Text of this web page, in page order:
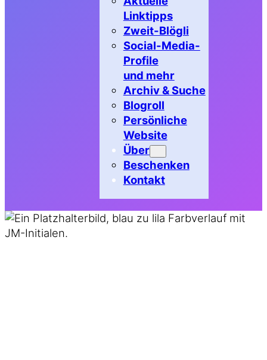
Linktipps
Zweit-Blögli
Social-Media-
Profile
und mehr
Archiv & Suche
Blogroll
Persönliche
Website
Über
Beschenken
Kontakt